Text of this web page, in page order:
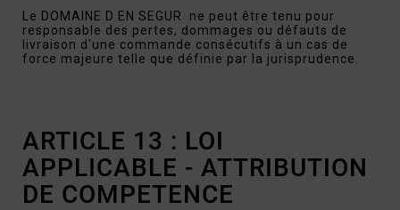
Le DOMAINE D EN SEGUR ne peut être tenu pour
responsable des pertes, dommages ou défauts de
livraison d'une commande consécutifs à un cas de
force majeure telle que définie par la jurisprudence.
ARTICLE 13 : LOI
APPLICABLE - ATTRIBUTION
DE COMPETENCE